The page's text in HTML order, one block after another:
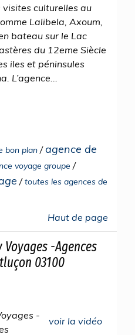
culturelles au
Lalibela, Axoum,
bateau sur le Lac
du 12eme Siècle
iles et péninsules
L’agence...
bon plan /agence de
voyage groupe /
/toutes les agences de
Haut de page
-Agences
03100
voir la vidéo
-